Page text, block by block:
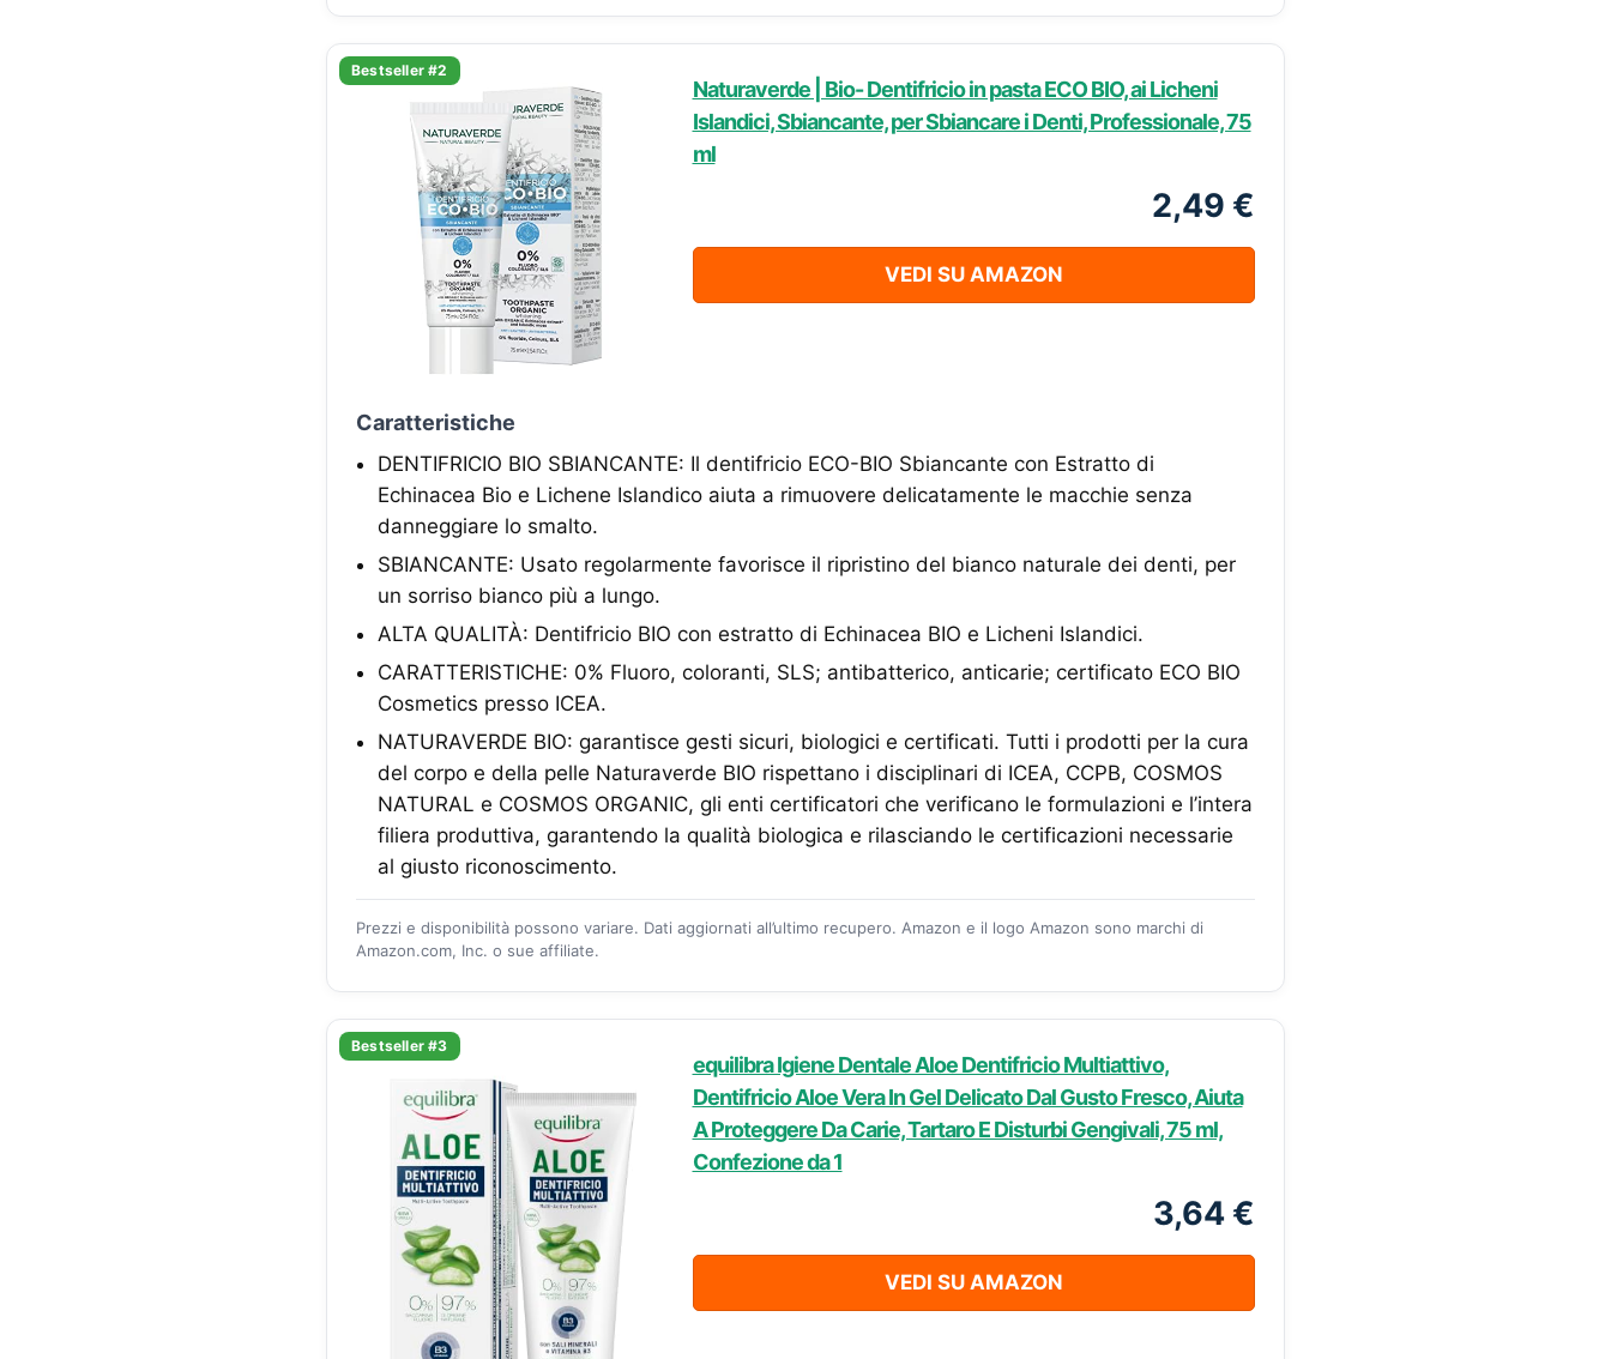
Bestseller #2
Naturaverde | Bio- Dentifricio in pasta ECO BIO, ai Licheni
Islandici, Sbiancante, per Sbiancare i Denti, Professionale, 75
ml
2,49 €
VEDI SU AMAZON
Caratteristiche
DENTIFRICIO BIO SBIANCANTE: Il dentifricio ECO-BIO Sbiancante con Estratto di
Echinacea Bio e Lichene Islandico aiuta a rimuovere delicatamente le macchie senza
danneggiare lo smalto.
SBIANCANTE: Usato regolarmente favorisce il ripristino del bianco naturale dei denti, per
un sorriso bianco più a lungo.
ALTA QUALITÀ: Dentifricio BIO con estratto di Echinacea BIO e Licheni Islandici.
CARATTERISTICHE: 0% Fluoro, coloranti, SLS; antibatterico, anticarie; certificato ECO BIO
Cosmetics presso ICEA.
NATURAVERDE BIO: garantisce gesti sicuri, biologici e certificati. Tutti i prodotti per la cura
del corpo e della pelle Naturaverde BIO rispettano i disciplinari di ICEA, CCPB, COSMOS
NATURAL e COSMOS ORGANIC, gli enti certificatori che verificano le formulazioni e l’intera
filiera produttiva, garantendo la qualità biologica e rilasciando le certificazioni necessarie
al giusto riconoscimento.
Prezzi e disponibilità possono variare. Dati aggiornati all’ultimo recupero. Amazon e il logo Amazon sono marchi di
Amazon.com, Inc. o sue affiliate.
Bestseller #3
equilibra Igiene Dentale Aloe Dentifricio Multiattivo,
Dentifricio Aloe Vera In Gel Delicato Dal Gusto Fresco, Aiuta
A Proteggere Da Carie, Tartaro E Disturbi Gengivali, 75 ml,
Confezione da 1
3,64 €
VEDI SU AMAZON